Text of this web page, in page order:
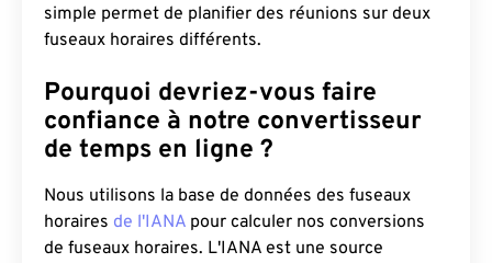
simple permet de planifier des réunions sur deux
fuseaux horaires différents.
Pourquoi devriez-vous faire
confiance à notre convertisseur
de temps en ligne ?
Nous utilisons la base de données des fuseaux
horaires de l'IANA pour calculer nos conversions
de fuseaux horaires. L'IANA est une source